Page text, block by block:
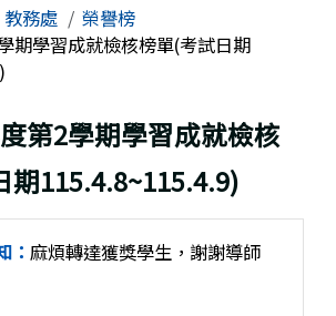
教務處
榮譽榜
期學習成就檢核榜單(考試日期
第2學期學習成就檢核
期115.4.8~115.4.9)
： 麻煩轉達獲獎學生，謝謝導師